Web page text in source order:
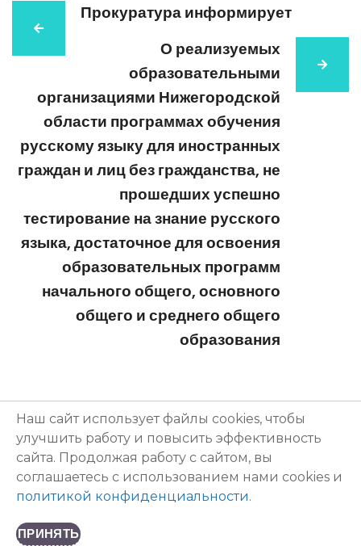
Прокуратура информирует
О реализуемых
образовательными
организациями Нижегородской
области программах обучения
русскому языку для иностранных
граждан и лиц без гражданства, не
прошедших успешно
тестирование на знание русского
языка, достаточное для освоения
образовательных программ
начального общего, основного
общего и среднего общего
образования
МБОУ "Школа №173 с углубленным изучением отдельных
предметов имени героя Советского Союза Д.А.Аристархова"
603146, Нижний Новгород ул. Бекетова, д. 29а +7 (831) 412-09-80,
Политика конфиденциальности
Наш сайт использует файлы cookies, чтобы
улучшить работу и повысить эффективность
сайта. Продолжая работу с сайтом, вы
соглашаетесь с использованием нами cookies и
политикой конфиденциальности.
ПРИНЯТЬ